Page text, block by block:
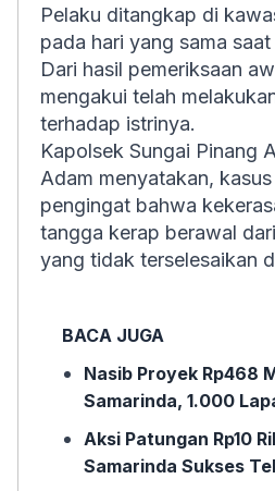
Pelaku ditangkap di
pada hari yang sama
Dari hasil pemeriksaan
mengakui telah
terhadap istrinya.
Kapolsek Sungai Pinang
Adam menyatakan,
pengingat bahwa
tangga kerap berawal
yang tidak terselesaikan
BACA JUGA
Nasib Proyek Rp468
Samarinda, 1.000
Aksi Patungan Rp10
Samarinda Sukses